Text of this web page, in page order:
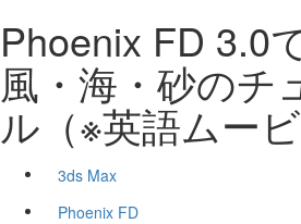
Phoenix FD 3.0
風・海・砂のチ
ル（※英語ムービ
3ds Max
Phoenix FD